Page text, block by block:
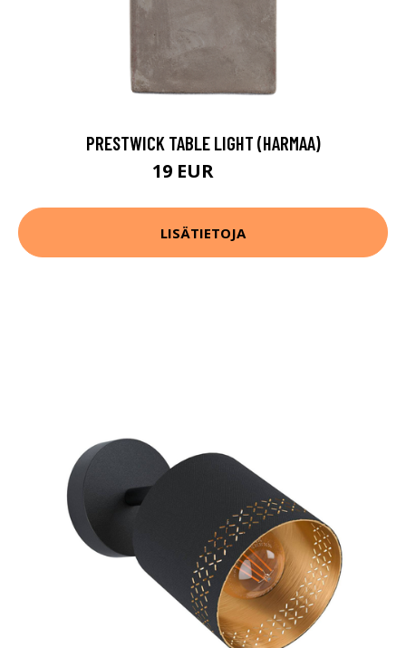
PRESTWICK TABLE LIGHT (HARMAA)
19 EUR
LISÄTIETOJA